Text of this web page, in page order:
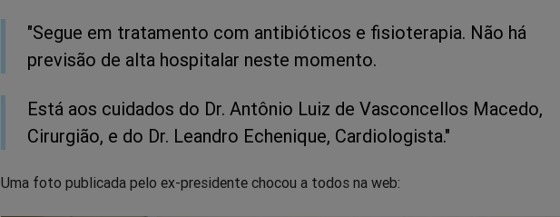
"Segue em tratamento com antibióticos e fisioterapia. Não há
previsão de alta hospitalar neste momento.
Está aos cuidados do Dr. Antônio Luiz de Vasconcellos Macedo,
Cirurgião, e do Dr. Leandro Echenique, Cardiologista."
Uma foto publicada pelo ex-presidente chocou a todos na web: